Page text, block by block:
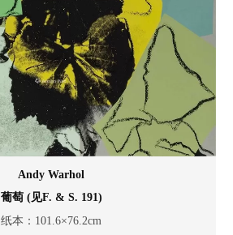
Andy Warhol
葡萄 (见F. & S. 191)
纸本：101.6×76.2cm